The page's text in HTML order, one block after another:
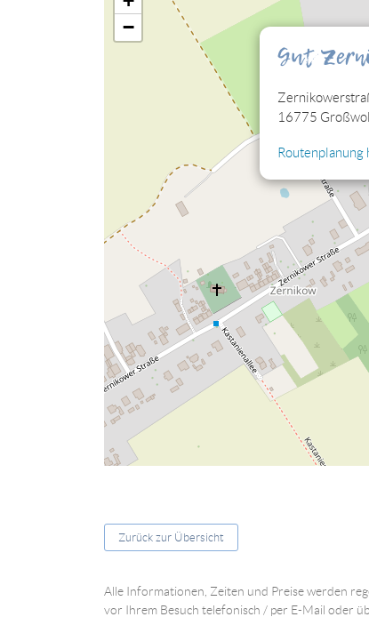
Sie müssen die Cookies der Kategorie
eingebettete Lagekarte sehen können.
Cookies jetzt bearbeiten
Gut
16775
−
Zurück zur Übersicht
Alle Informationen, Zeiten und Preise werden
vor Ihrem Besuch telefonisch / per E-Mail oder